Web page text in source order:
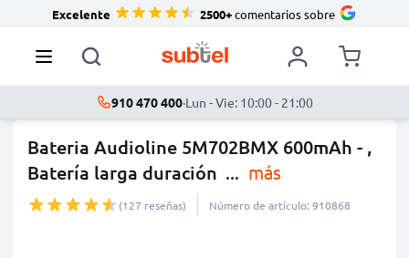
Excelente 2500+comentarios sobre
910 470 400·Lun - Vie: 10:00 - 21:00
Bateria Audioline 5M702BMX 600mAh - ,
Batería larga duración ... más
(127 reseñas) Número de artículo: 910868